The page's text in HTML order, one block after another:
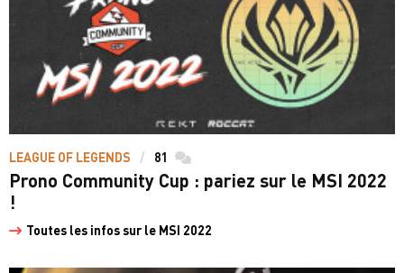
LEAGUE OF LEGENDS 81 commentaires
Prono Community Cup : pariez sur le MSI 2022
!
Toutes les infos sur le MSI 2022